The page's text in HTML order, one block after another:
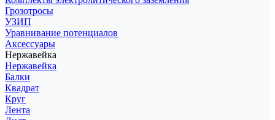
Грозотросы
УЗИП
Уравнивание потенциалов
Аксессуары
Нержавейка
Нержавейка
Балки
Квадрат
Круг
Лента